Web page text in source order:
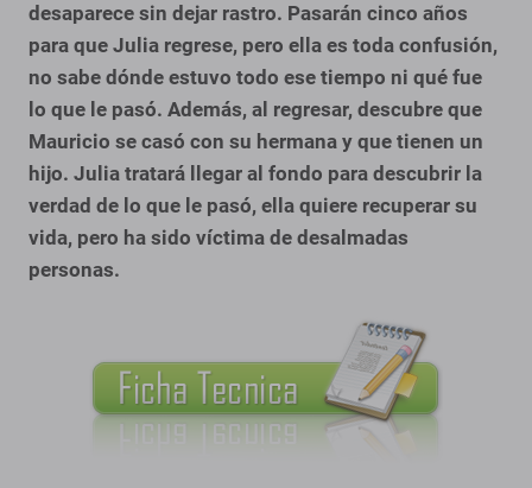
desaparece sin dejar rastro. Pasarán cinco años
para que Julia regrese, pero ella es toda confusión,
no sabe dónde estuvo todo ese tiempo ni qué fue
lo que le pasó. Además, al regresar, descubre que
Mauricio se casó con su hermana y que tienen un
hijo. Julia tratará llegar al fondo para descubrir la
verdad de lo que le pasó, ella quiere recuperar su
vida, pero ha sido víctima de desalmadas
personas.